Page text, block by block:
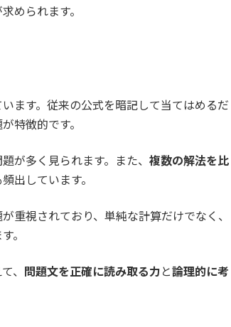
められます。
ます。従来の公式を暗記して当てはめるだ
特徴的です。
が多く見られます。また、 複数の解法を比
頻出しています。
重視されており、単純な計算だけでなく、
。
、 問題文を正確に読み取る力 と論理的に考